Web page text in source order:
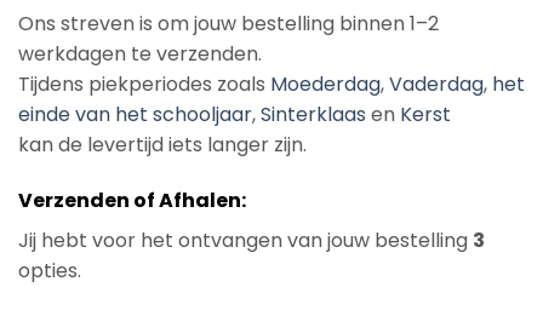
Ons streven is om jouw bestelling binnen 1–2
werkdagen te verzenden.
Tijdens piekperiodes zoals Moederdag,Vaderdag, het
einde van het schooljaar,Sinterklaas en Kerst
kan de levertijd iets langer zijn.
Verzenden of Afhalen:
Jij hebt voor het ontvangen van jouw bestelling 3
opties.